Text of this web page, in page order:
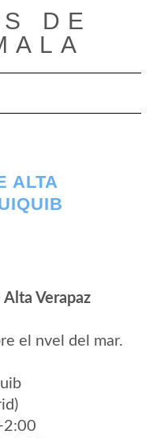
DE
modo de navegación
ALTA
Verapaz
el nvel del mar.